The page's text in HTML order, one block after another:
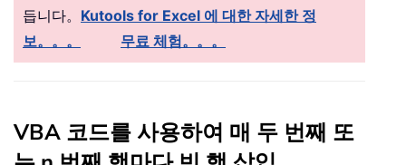
듭니다。 Kutools for Excel 에 대한 자세한 정
보。。。
무료 체험。。。
VBA 코드를 사용하여 매 두 번째 또